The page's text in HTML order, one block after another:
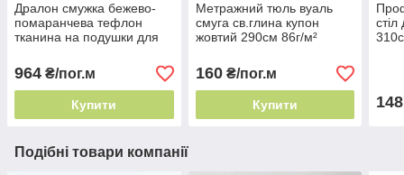
Дралон смужка бежево-
помаранчева тефлон
тканина на подушки для
чохлів на садові
964 ₴/пог.м
Купити
Метражний тюль вуаль
смуга св.глина купон
жовтий 290см 86г/м²
напівпрозорий
160₴/пог.м
Купити
стіл
148
Подібні товари компанії